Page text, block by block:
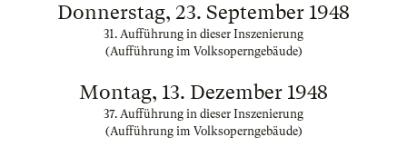
Donnerstag, 23. September 1948
31. Aufführung in dieser Inszenierung
(Aufführung im Volksoperngebäude)
Montag, 13. Dezember 1948
37. Aufführung in dieser Inszenierung
(Aufführung im Volksoperngebäude)